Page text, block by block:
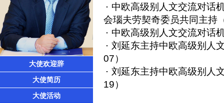
大使欢迎辞
大使简历
大使活动
中欧高级别人文交流对话
会瑙夫劳契奇委员共同主持
中欧高级别人文交流对话
刘延东主持中欧高级别人
07）
刘延东主持中欧高级别人
19）